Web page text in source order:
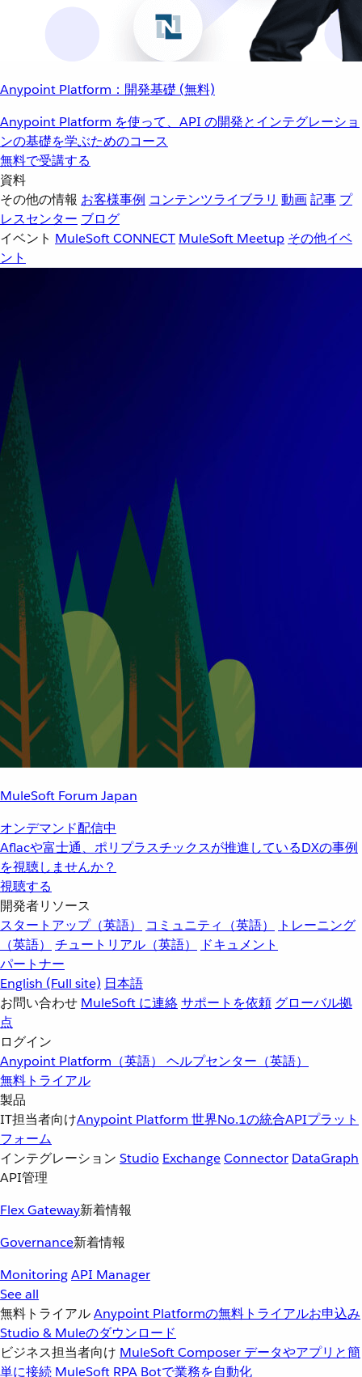
Anypoint Platform：開発基礎 (無料)
Anypoint Platform を使って、API の開発とインテグレーショ
ンの基礎を学ぶためのコース
無料で受講する
資料
その他の情報 お客様事例 コンテンツライブラリ 動画記事 プ
レスセンター ブログ
イベント MuleSoft CONNECT MuleSoft Meetup その他イベ
ント
MuleSoft Forum Japan
オンデマンド配信中
Aflacや富士通、ポリプラスチックスが推進しているDXの事例
を視聴しませんか？
視聴する
開発者リソース
スタートアップ（英語）
コミュニティ（英語）
トレーニング
（英語）
チュートリアル（英語）
ドキュメント
パートナー
English (Full site) 日本語
お問い合わせ MuleSoft に連絡サポートを依頼 グローバル拠
点
ログイン
Anypoint Platform（英語） ヘルプセンター（英語）
無料トライアル
製品
IT担当者向けAnypoint Platform 世界No.1の統合APIプラット
フォーム
インテグレーション Studio ExchangeConnector DataGraph
API管理
Flex Gateway新着情報
Governance新着情報
MonitoringAPI Manager
See all
無料トライアルAnypoint Platformの無料トライアルお申込み
Studio & Muleのダウンロード
ビジネス担当者向け MuleSoft Composer データやアプリと簡
単に接続 MuleSoft RPA Botで業務を自動化